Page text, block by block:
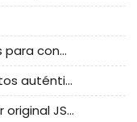
Estándares de prueba actualizados para conectores nacionales bajo la referencia de CLIFF
Conector JST- Proporciona productos auténticos y alternativos del conector JST NSHR-02V-S
Conector JST - Suministra conector original JST GHR-09V-S | productos alternativos